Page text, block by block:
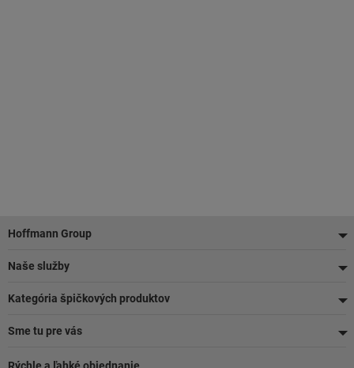
Pätička
Hoffmann Group
Naše služby
Kategória špičkových produktov
Sme tu pre vás